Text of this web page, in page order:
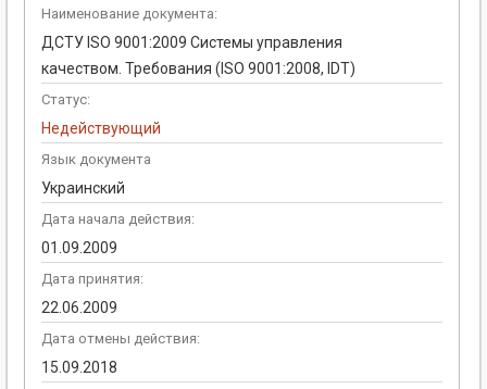
Наименование документа:
ДСТУ ISO 9001:2009 Системы управления
качеством. Требования (ISO 9001:2008, IDT)
Статус:
Недействующий
Язык документа
Украинский
Дата начала действия:
01.09.2009
Дата принятия:
22.06.2009
Дата отмены действия:
15.09.2018